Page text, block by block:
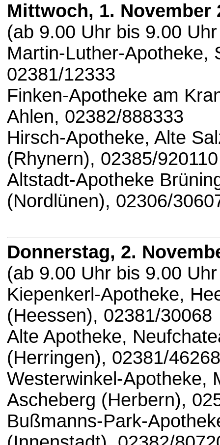
Mittwoch, 1. November
(ab 9.00 Uhr bis 9.00
Martin-Luther-Apotheke,
02381/12333
Finken-Apotheke am
Ahlen, 02382/888333
Hirsch-Apotheke, Alte
(Rhynern), 02385/920110
Altstadt-Apotheke
(Nordlünen), 02306/
Donnerstag, 2.
(ab 9.00 Uhr bis 9.00
Kiepenkerl-Apotheke,
(Heessen), 02381/30068
Alte Apotheke,
(Herringen), 02381/
Westerwinkel-Apotheke,
Ascheberg (Herbern),
Bußmanns-Park-